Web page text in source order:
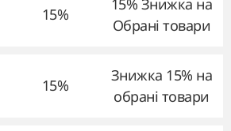
15%
15% Знижка на
Обрані товари
15%
Знижка 15% на
обрані товари